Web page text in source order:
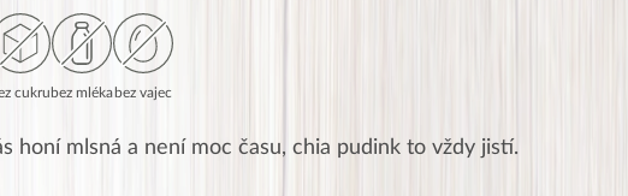
cukru bez mléka bez vajec
honí mlsná a není moc času, chia pudink to vždy jistí.